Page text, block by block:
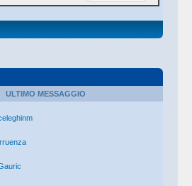
ULTIMO MESSAGGIO